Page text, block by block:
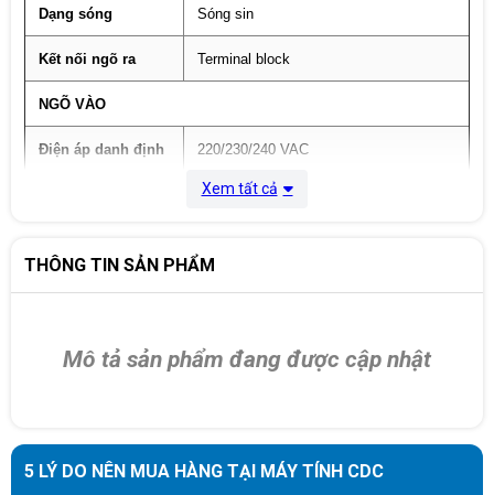
Dạng sóng Sóng sin
Kết nối ngõ ra Terminal block
NGÕ VÀO
Điện áp danh định 220/230/240 VAC
40 -70 Hz
ngõ vào
ẮC QUY
Xem tất cả
THÔNG TIN SẢN PHẨM
Mô tả sản phẩm đang được cập nhật
5 LÝ DO NÊN MUA HÀNG TẠI MÁY TÍNH CDC